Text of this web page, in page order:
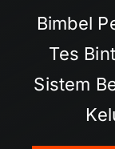
Bimbel
Tes
Sistem